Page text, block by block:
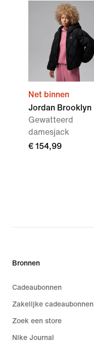
Net binnen
Jordan Brooklyn
Gewatteerd
damesjack
€ 154,99
Bronnen
Cadeaubonnen
Zakelijke cadeaubonnen
Zoek een store
Nike Journal